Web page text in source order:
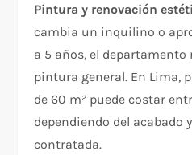
Pintura y renovación
cambia un inquilino o
a 5 años, el
pintura general. En Lima,
de 60 m² puede costar
dependiendo del acabado
contratada.